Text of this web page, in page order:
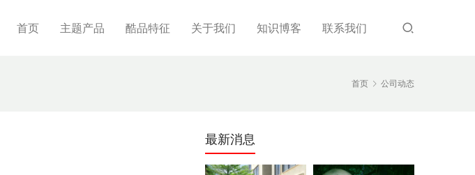
首页 主题产品 酷品特征 关于我们 知识博客 联系我们
首页 公司动态
最新消息